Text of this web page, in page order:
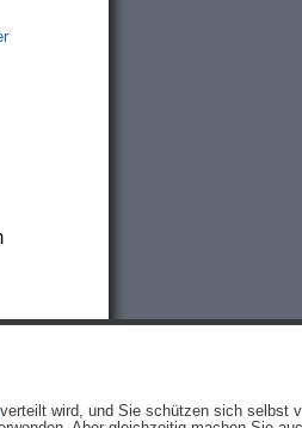
verteilt wird, und Sie schützen sich selbst